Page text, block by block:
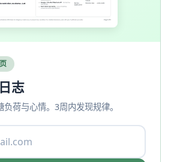
志
荷与心情。3周内发现规律。